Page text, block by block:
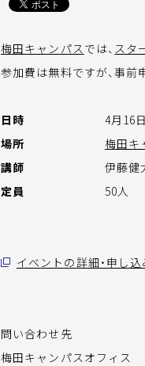
梅田キャンパスでは、 スタ
参加費は無料ですが、事前
日時
4月16
場所
梅田キ
講師
伊藤健
定員
50人
イベントの詳細・申し込
問い合わせ先
梅田キャンパスオフィス